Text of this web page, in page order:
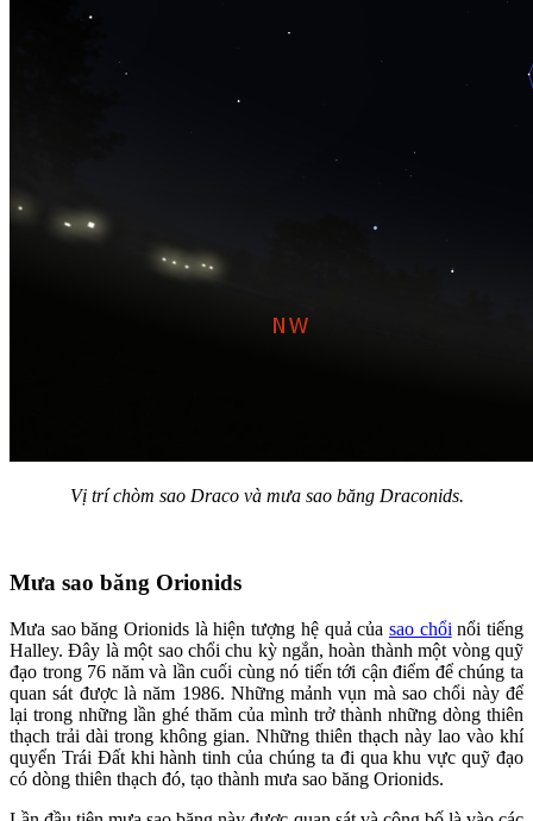
Vị trí chòm sao Draco và mưa sao băng Draconids.
Mưa sao băng Orionids
Mưa sao băng Orionids là hiện tượng hệ quả của sao chổi nổi tiếng
Halley. Đây là một sao chổi chu kỳ ngắn, hoàn thành một vòng quỹ
đạo trong 76 năm và lần cuối cùng nó tiến tới cận điểm để chúng ta
quan sát được là năm 1986. Những mảnh vụn mà sao chổi này để
lại trong những lần ghé thăm của mình trở thành những dòng thiên
thạch trải dài trong không gian. Những thiên thạch này lao vào khí
quyển Trái Đất khi hành tinh của chúng ta đi qua khu vực quỹ đạo
có dòng thiên thạch đó, tạo thành mưa sao băng Orionids.